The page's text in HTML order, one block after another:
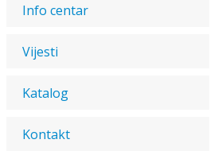
Info centar
Vijesti
Katalog
Kontakt